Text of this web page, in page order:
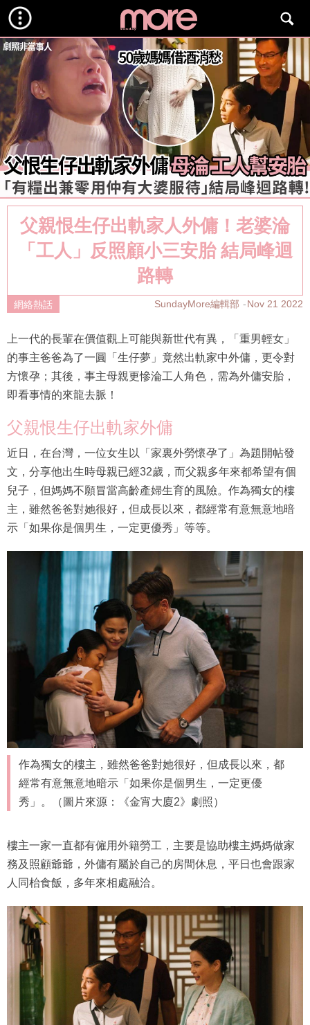
父親恨生仔出軌家人外傭！老婆淪
「工人」反照顧小三安胎 結局峰迴
路轉
網絡熱話 SundayMore編輯部 Nov 21 2022
上一代的長輩在價值觀上可能與新世代有異，「重男輕女」
的事主爸爸為了一圓「生仔夢」竟然出軌家中外傭，更令對
方懷孕；其後，事主母親更慘淪工人角色，需為外傭安胎，
即看事情的來龍去脈！
父親恨生仔出軌家外傭
近日，在台灣，一位女生以「家裏外勞懷孕了」為題開帖發
文，分享他出生時母親已經32歲，而父親多年來都希望有個
兒子，但媽媽不願冒當高齡產婦生育的風險。作為獨女的樓
主，雖然爸爸對她很好，但成長以來，都經常有意無意地暗
示「如果你是個男生，一定更優秀」等等。
作為獨女的樓主，雖然爸爸對她很好，但成長以來，都
經常有意無意地暗示「如果你是個男生，一定更優
秀」。（圖片來源：《金宵大廈2》劇照）
樓主一家一直都有僱用外籍勞工，主要是協助樓主媽媽做家
務及照顧爺爺，外傭有屬於自己的房間休息，平日也會跟家
人同枱食飯，多年來相處融洽。